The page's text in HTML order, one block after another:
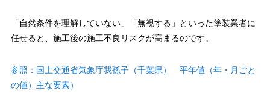
「自然条件を理解していない」「無視する」といった塗装業者に
任せると、施工後の施工不良リスクが高まるのです。
参照：国土交通省気象庁我孫子（千葉県） 平年値（年・月ごと
の値）主な要素）